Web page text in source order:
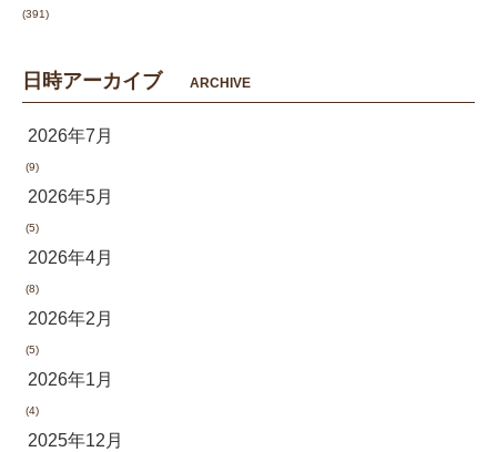
(391)
日時アーカイブ ARCHIVE
2026年7月
(9)
2026年5月
(5)
2026年4月
(8)
2026年2月
(5)
2026年1月
(4)
2025年12月